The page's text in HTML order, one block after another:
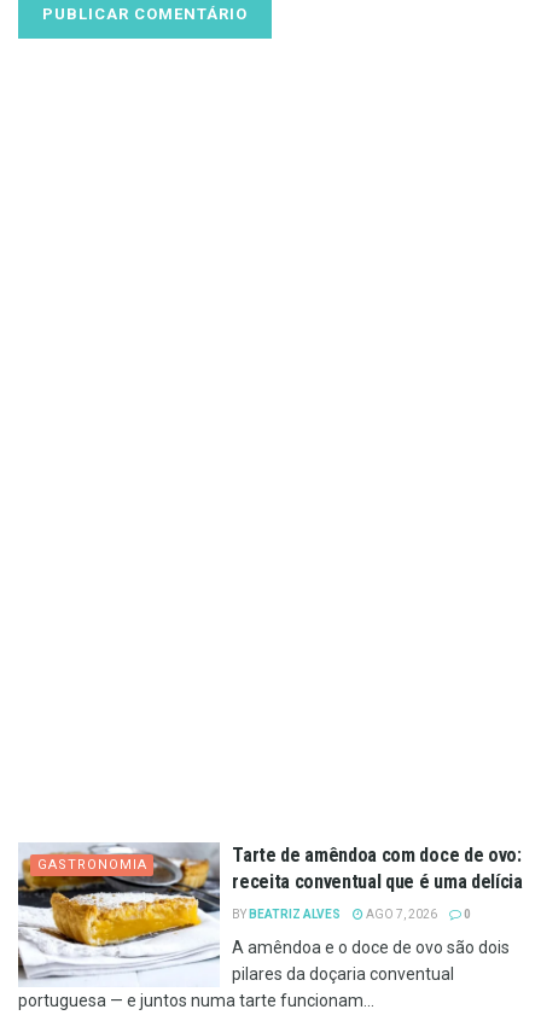
GASTRONOMIA
Tarte de amêndoa com doce de ovo:
receita conventual que é uma delícia
BY BEATRIZ ALVES AGO 7, 2026 0
A amêndoa e o doce de ovo são dois
pilares da doçaria conventual
portuguesa — e juntos numa tarte funcionam...